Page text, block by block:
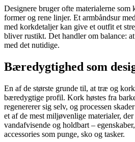
Designere bruger ofte materialerne
former og rene linjer. Et armbåndsur
med korkdetaljer kan give et outfit et
bliver rustikt. Det handler om balance:
med det nutidige.
Bæredygtighed som
En af de største grunde til, at træ og
bæredygtige profil. Kork høstes fra
regenererer sig selv, og processen
et af de mest miljøvenlige materialer,
vandafvisende og holdbart –
accessories som punge, sko og tasker.